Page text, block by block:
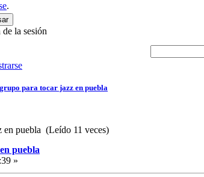
.
la sesión
para tocar jazz en puebla
en puebla (Leído 11 veces)
puebla
»